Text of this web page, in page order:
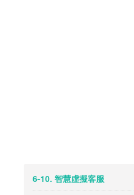
6-10. 智慧虛擬客服